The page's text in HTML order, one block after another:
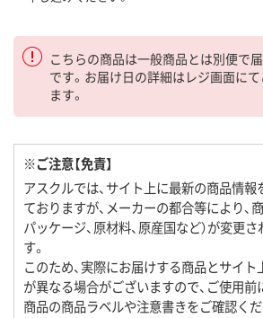
こちらの商品は一般商品とは別便で
です。お届け日の詳細はレジ画面に
ます。
※ご注意【免責】
アスクルでは、サイト上に最新の商品情
ておりますが、メーカーの都合等により、商
パッケージ、原材料、原産国など）が変更
す。
このため、実際にお届けする商品とサイ
が異なる場合がございますので、ご使用
商品の商品ラベルや注意書きをご確認くだ